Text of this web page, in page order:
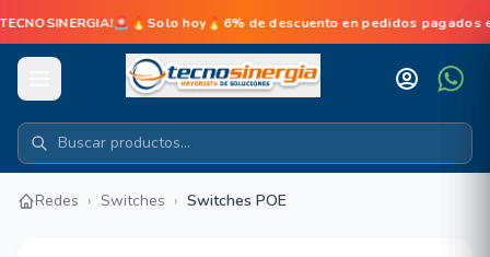
hoy🔥6% de descuento en pedidos
Redes › Switches › Switches POE